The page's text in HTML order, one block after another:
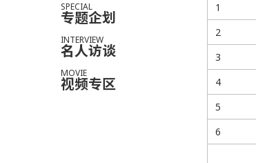
SPECIAL
专题企划
INTERVIEW
名人访谈
MOVIE
视频专区
1
2
3
4
5
6